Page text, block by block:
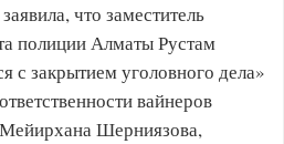
что заместитель
полиции Алматы Рустам
с закрытием уголовного дела»
вайнеров
Шерниязова,